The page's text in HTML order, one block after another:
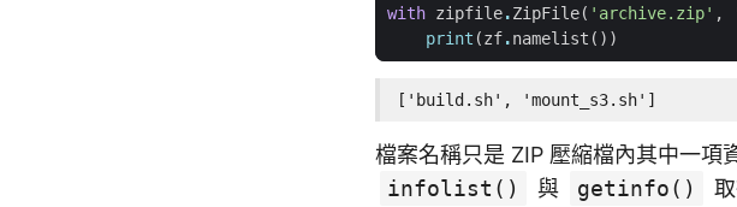
with zipfile.ZipFile( 'archive.zip' ,
print (zf.namelist ())
['build.sh', 'mount_s3.sh']
檔案名稱只是 ZIP 壓縮檔內其中一項
infolist()
與 getinfo()